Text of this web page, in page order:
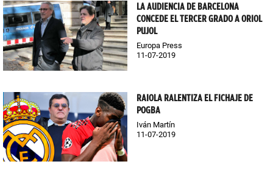
LA AUDIENCIA DE BARCELONA
CONCEDE EL TERCER GRADO A ORIOL
PUJOL
Europa Press
11-07-2019
RAIOLA RALENTIZA EL FICHAJE DE
POGBA
Iván Martín
11-07-2019